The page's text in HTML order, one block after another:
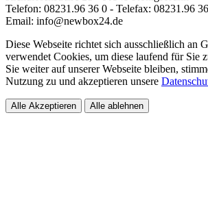
Telefon: 08231.96 36 0 - Telefax: 08231.96
Email: info@newbox24.de
Diese Webseite richtet sich ausschließlich an
verwendet Cookies, um diese laufend für Sie
Sie weiter auf unserer Webseite bleiben,
Nutzung zu und akzeptieren unsere
Alle Akzeptieren Alle ablehnen